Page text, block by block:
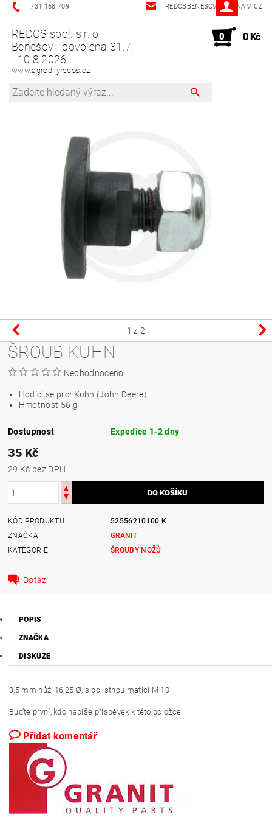
731 168 709 REDOSBENESOV@SEZNAM.CZ
REDOS spol. s r. o.
Benešov - dovolená 31.7.
- 10.8.2026
www.agrodilyredos.cz
0 0 Kč
1 z 2
ŠROUB KUHN
Neohodnoceno
Hodící se pro: Kuhn (John Deere)
Hmotnost:56 g
Dostupnost Expedice 1-2 dny
35 Kč
29 Kč bez DPH
KÓD PRODUKTU
52556210100 K
ZNAČKA
GRANIT
KATEGORIE
ŠROUBY NOŽŮ
Dotaz
POPIS
ZNAČKA
DISKUZE
3,5 mm nůž, 16,25 Ø, s pojistnou maticí M 10
Buďte první, kdo napíše příspěvek k této položce.
Přidat komentář